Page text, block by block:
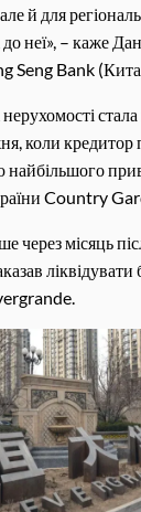
й для
до неї», – каже
Seng Bank
нерухомості
коли кредитор
найбільшого
Country
через місяць